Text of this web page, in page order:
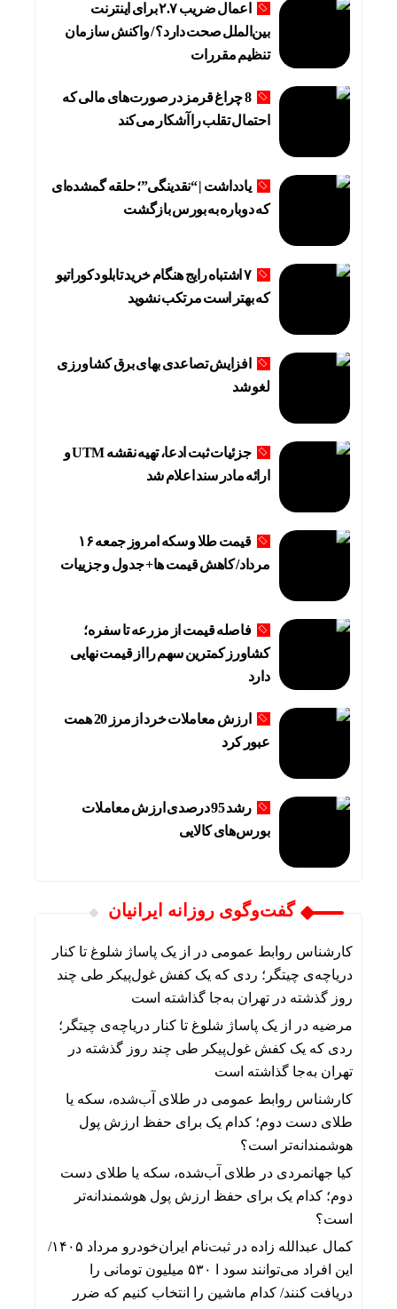
اعمال ضریب ۲.۷ برای اینترنت
بین‌الملل صحت دارد؟ / واکنش سازمان
تنظیم مقررات
8 چراغ قرمز در صورت‌های مالی که
احتمال تقلب را آشکار می‌کند
یادداشت | “نقدینگی”؛ حلقه گمشده‌ای
که دوباره به بورس بازگشت
۷ اشتباه رایج هنگام خرید تابلو دکوراتیو
که بهتر است مرتکب نشوید
افزایش تصاعدی بهای برق کشاورزی
لغو شد
جزئیات ثبت ادعا، تهیه نقشه UTM و
ارائه مادر سند اعلام شد
قیمت طلا و سکه امروز جمعه ۱۶
مرداد/ کاهش قیمت ها+ جدول و جزییات
فاصله قیمت از مزرعه تا سفره؛
کشاورز کمترین سهم را از قیمت نهایی
دارد
ارزش معاملات خرد از مرز 20 همت
عبور کرد
رشد 95 درصدی ارزش معاملات
بورس‌های کالایی
گفت‌وگوی روزانه ایرانیان
کارشناس روابط عمومی در
از یک پاساژ شلوغ تا کنار
دریاچه‌ی چیتگر؛ ردی که یک کفش غول‌پیکر طی چند
روز گذشته در تهران به‌جا گذاشته است
مرضیه در
از یک پاساژ شلوغ تا کنار دریاچه‌ی چیتگر؛
ردی که یک کفش غول‌پیکر طی چند روز گذشته در
تهران به‌جا گذاشته است
کارشناس روابط عمومی در طلای آب‌شده، سکه یا
طلای دست دوم؛ کدام یک برای حفظ ارزش پول
هوشمندانه‌تر است؟
کیا جهانمردی در طلای آب‌شده، سکه یا طلای دست
دوم؛ کدام یک برای حفظ ارزش پول هوشمندانه‌تر
است؟
کمال عبدالله زاده در
ثبت‌نام ایران‌خودرو مرداد ۱۴۰۵/
این افراد می‌توانند سود ا ۵۳۰ میلیون تومانی را
دریافت کنند/ کدام ماشین را انتخاب کنیم که ضرر